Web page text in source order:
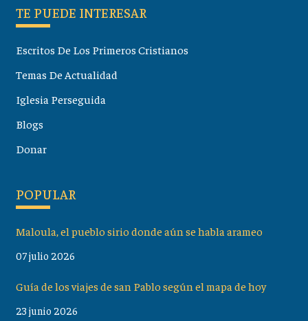
TE PUEDE INTERESAR
Escritos De Los Primeros Cristianos
Temas De Actualidad
Iglesia Perseguida
Blogs
Donar
POPULAR
Maloula, el pueblo sirio donde aún se habla arameo
07 julio 2026
Guía de los viajes de san Pablo según el mapa de hoy
23 junio 2026